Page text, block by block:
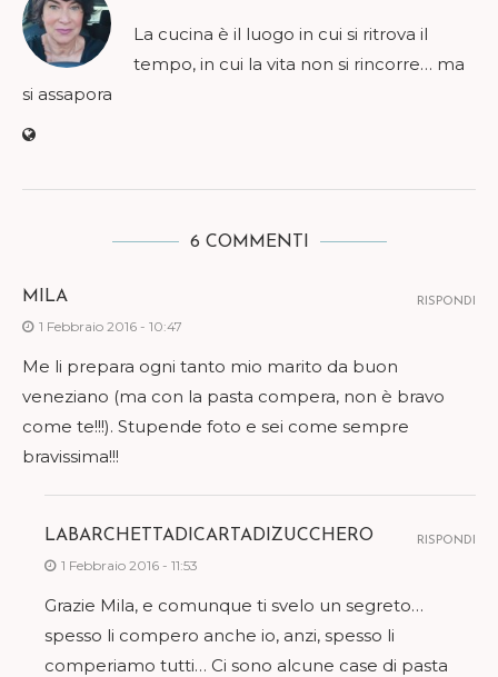
La cucina è il luogo in cui si ritrova il
tempo, in cui la vita non si rincorre… ma
si assapora
6 COMMENTI
MILA
1 Febbraio 2016 - 10:47
Me li prepara ogni tanto mio marito da buon
veneziano (ma con la pasta compera, non è bravo
come te!!!). Stupende foto e sei come sempre
bravissima!!!
RISPONDI
LABARCHETTADICARTADIZUCCHERO
1 Febbraio 2016 - 11:53
Grazie Mila, e comunque ti svelo un segreto…
spesso li compero anche io, anzi, spesso li
comperiamo tutti… Ci sono alcune case di pasta
RISPONDI